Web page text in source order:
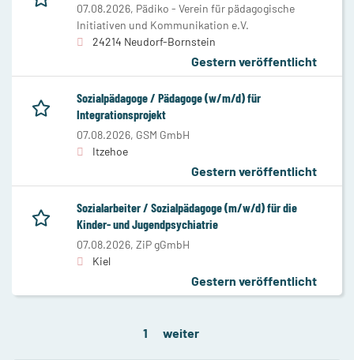
07.08.2026, Pädiko - Verein für pädagogische
Initiativen und Kommunikation e.V.
24214 Neudorf-Bornstein
Gestern veröffentlicht
Sozialpädagoge / Pädagoge (w/m/d) für
Integrationsprojekt
07.08.2026, GSM GmbH
Itzehoe
Gestern veröffentlicht
Sozialarbeiter / Sozialpädagoge (m/w/d) für die
Kinder- und Jugendpsychiatrie
07.08.2026, ZiP gGmbH
Kiel
Gestern veröffentlicht
1 weiter